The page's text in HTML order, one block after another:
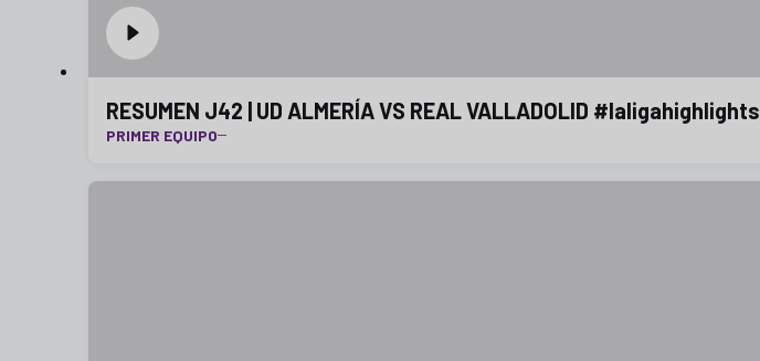
RESUMEN J42 | UD ALMERÍA VS REAL VALLADOLID #laligahighlights
PRIMER EQUIPO